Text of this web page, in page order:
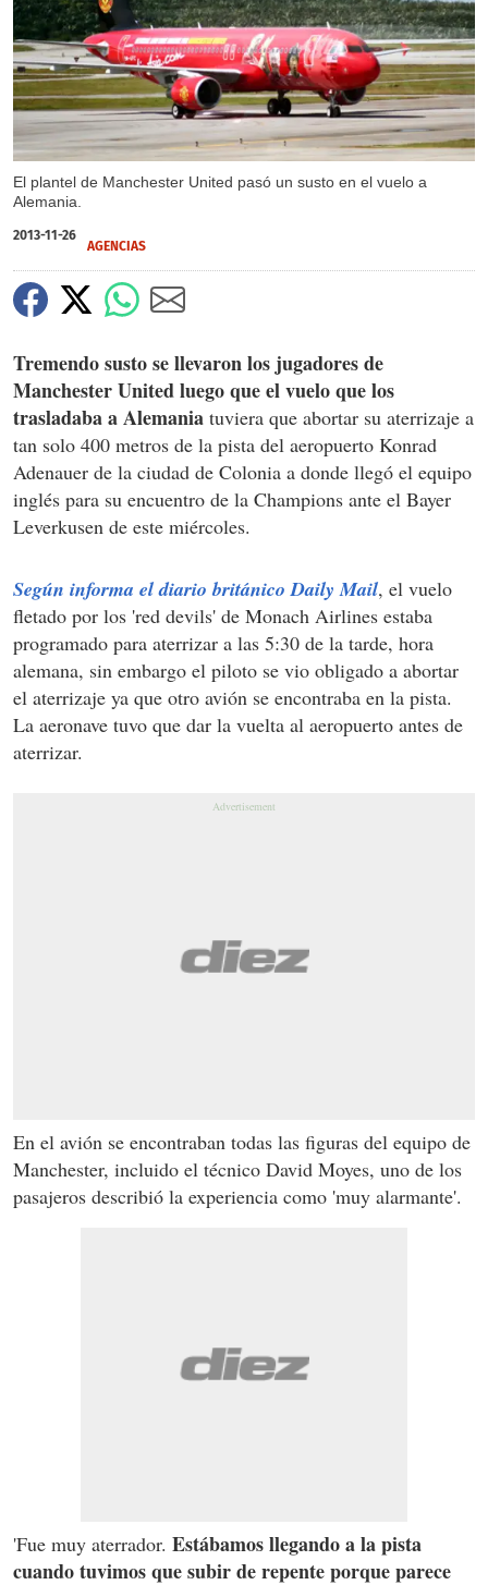
El plantel de Manchester United pasó un susto en el vuelo a
Alemania.
2013-11-26
AGENCIAS
Tremendo susto se llevaron los jugadores de
Manchester United luego que el vuelo que los
trasladaba a Alemania tuviera que abortar su aterrizaje a
tan solo 400 metros de la pista del aeropuerto Konrad
Adenauer de la ciudad de Colonia a donde llegó el equipo
inglés para su encuentro de la Champions ante el Bayer
Leverkusen de este miércoles.
Según informa el diario británico Daily Mail, el vuelo
fletado por los 'red devils' de Monach Airlines estaba
programado para aterrizar a las 5:30 de la tarde, hora
alemana, sin embargo el piloto se vio obligado a abortar
el aterrizaje ya que otro avión se encontraba en la pista.
La aeronave tuvo que dar la vuelta al aeropuerto antes de
aterrizar.
En el avión se encontraban todas las figuras del equipo de
Manchester, incluido el técnico David Moyes, uno de los
pasajeros describió la experiencia como 'muy alarmante'.
'Fue muy aterrador. Estábamos llegando a la pista
cuando tuvimos que subir de repente porque parece